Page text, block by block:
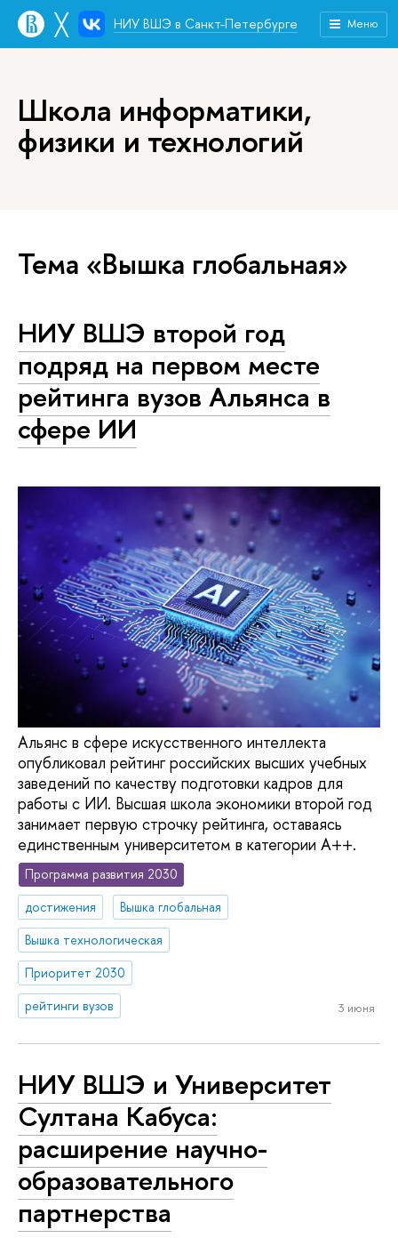
╳ НИУ ВШЭ в Санкт-Петербурге Меню
Школа информатики,
физики и технологий
Тема «Вышка глобальная»
НИУ ВШЭ второй год
подряд на первом месте
рейтинга вузов Альянса в
сфере ИИ
Альянс в сфере искусственного интеллекта
опубликовал рейтинг российских высших учебных
заведений по качеству подготовки кадров для
работы с ИИ. Высшая школа экономики второй год
занимает первую строчку рейтинга, оставаясь
единственным университетом в категории A++.
Программа развития 2030
достижения
Вышка глобальная
Вышка технологическая
Приоритет 2030
рейтинги вузов
3 июня
НИУ ВШЭ и Университет
Султана Кабуса:
расширение научно-
образовательного
партнерства